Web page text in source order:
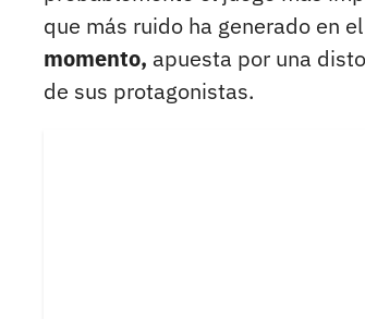
que más ruido ha generado en
momento, apuesta por una
de sus protagonistas.